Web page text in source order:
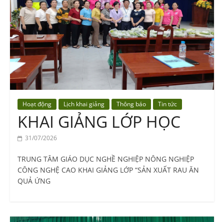
Vocational
Education
Center
Hoạt động Lịch khai giảng Thông báo Tin tức
KHAI GIẢNG LỚP HỌC
31/07/2026
TRUNG TÂM GIÁO DỤC NGHỀ NGHIỆP NÔNG NGHIỆP
CÔNG NGHỆ CAO KHAI GIẢNG LỚP “SẢN XUẤT RAU ĂN
QUẢ ỨNG